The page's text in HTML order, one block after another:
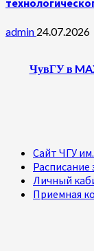
admin 24.07.2026
ЧувГУ в
Сайт ЧГУ
Расписание
Личный
Приемная